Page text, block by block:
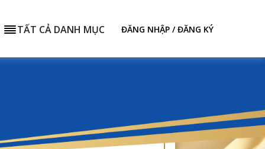
ĐĂNG NHẬP / ĐĂNG KÝ
TẤT CẢ DANH MỤC